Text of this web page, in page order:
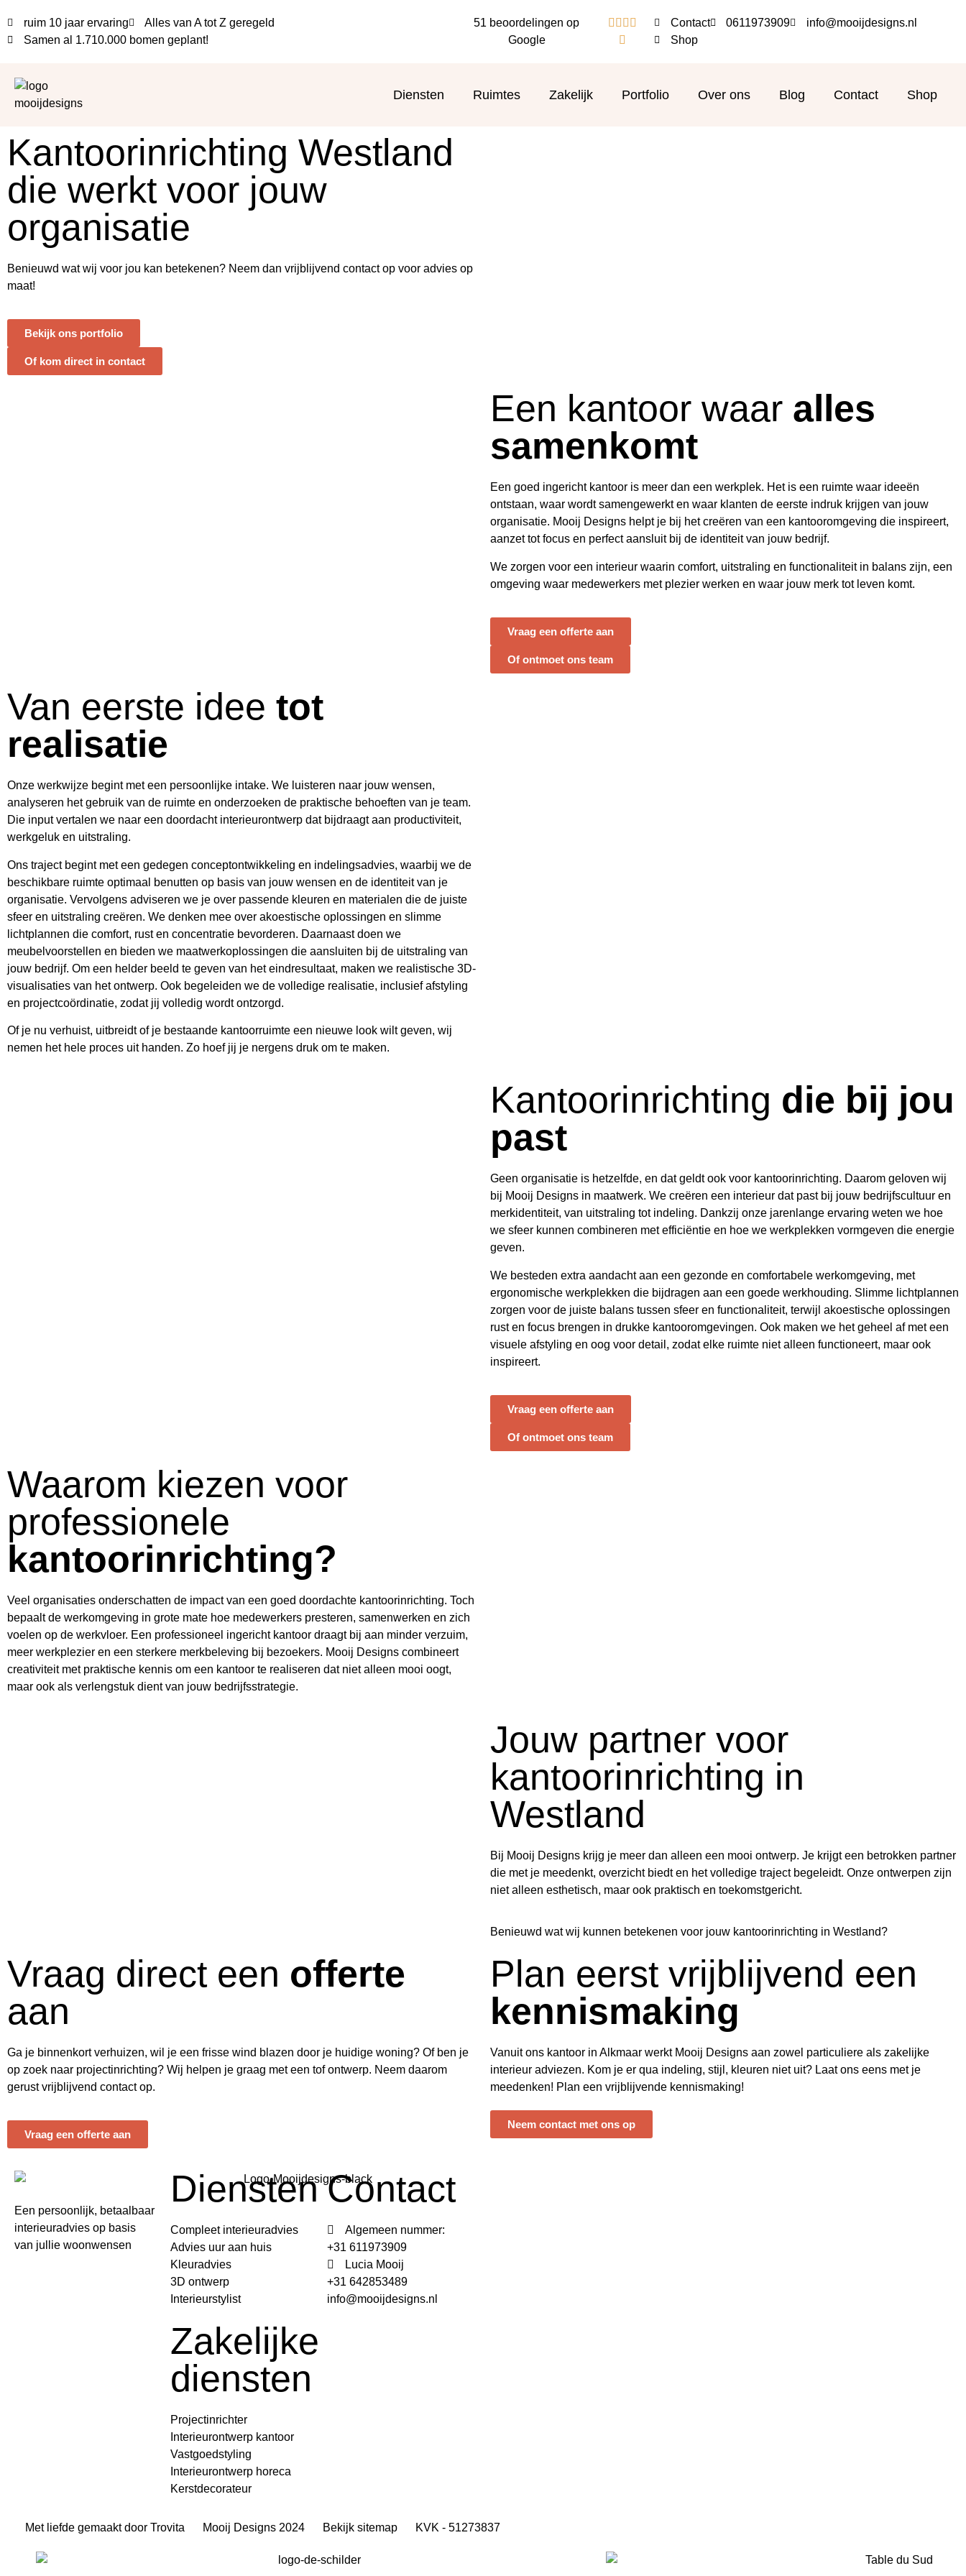
ruim 10 jaar ervaring
Alles van A tot Z geregeld
Samen al 1.710.000 bomen geplant!
51 beoordelingen op
Google
   

Contact 0611973909
info@mooijdesigns.nl
Shop
Diensten Ruimtes Zakelijk Portfolio Over ons Blog Contact Shop
Kantoorinrichting Westland
die werkt voor jouw
organisatie
Benieuwd wat wij voor jou kan betekenen? Neem dan vrijblijvend contact op voor advies op
maat!
Bekijk ons portfolio
Of kom direct in contact
Een kantoor waar alles
samenkomt
Een goed ingericht kantoor is meer dan een werkplek. Het is een ruimte waar ideeën
ontstaan, waar wordt samengewerkt en waar klanten de eerste indruk krijgen van jouw
organisatie. Mooij Designs helpt je bij het creëren van een kantooromgeving die inspireert,
aanzet tot focus en perfect aansluit bij de identiteit van jouw bedrijf.
We zorgen voor een interieur waarin comfort, uitstraling en functionaliteit in balans zijn, een
omgeving waar medewerkers met plezier werken en waar jouw merk tot leven komt.
Vraag een offerte aan
Of ontmoet ons team
Van eerste idee tot
realisatie
Onze werkwijze begint met een persoonlijke intake. We luisteren naar jouw wensen,
analyseren het gebruik van de ruimte en onderzoeken de praktische behoeften van je team.
Die input vertalen we naar een doordacht interieurontwerp dat bijdraagt aan productiviteit,
werkgeluk en uitstraling.
Ons traject begint met een gedegen conceptontwikkeling en indelingsadvies, waarbij we de
beschikbare ruimte optimaal benutten op basis van jouw wensen en de identiteit van je
organisatie. Vervolgens adviseren we je over passende kleuren en materialen die de juiste
sfeer en uitstraling creëren. We denken mee over akoestische oplossingen en slimme
lichtplannen die comfort, rust en concentratie bevorderen. Daarnaast doen we
meubelvoorstellen en bieden we maatwerkoplossingen die aansluiten bij de uitstraling van
jouw bedrijf. Om een helder beeld te geven van het eindresultaat, maken we realistische 3D-
visualisaties van het ontwerp. Ook begeleiden we de volledige realisatie, inclusief afstyling
en projectcoördinatie, zodat jij volledig wordt ontzorgd.
Of je nu verhuist, uitbreidt of je bestaande kantoorruimte een nieuwe look wilt geven, wij
nemen het hele proces uit handen. Zo hoef jij je nergens druk om te maken.
Kantoorinrichting die bij jou
past
Geen organisatie is hetzelfde, en dat geldt ook voor kantoorinrichting. Daarom geloven wij
bij Mooij Designs in maatwerk. We creëren een interieur dat past bij jouw bedrijfscultuur en
merkidentiteit, van uitstraling tot indeling. Dankzij onze jarenlange ervaring weten we hoe
we sfeer kunnen combineren met efficiëntie en hoe we werkplekken vormgeven die energie
geven.
We besteden extra aandacht aan een gezonde en comfortabele werkomgeving, met
ergonomische werkplekken die bijdragen aan een goede werkhouding. Slimme lichtplannen
zorgen voor de juiste balans tussen sfeer en functionaliteit, terwijl akoestische oplossingen
rust en focus brengen in drukke kantooromgevingen. Ook maken we het geheel af met een
visuele afstyling en oog voor detail, zodat elke ruimte niet alleen functioneert, maar ook
inspireert.
Vraag een offerte aan
Of ontmoet ons team
Waarom kiezen voor
professionele
kantoorinrichting?
Veel organisaties onderschatten de impact van een goed doordachte kantoorinrichting. Toch
bepaalt de werkomgeving in grote mate hoe medewerkers presteren, samenwerken en zich
voelen op de werkvloer. Een professioneel ingericht kantoor draagt bij aan minder verzuim,
meer werkplezier en een sterkere merkbeleving bij bezoekers. Mooij Designs combineert
creativiteit met praktische kennis om een kantoor te realiseren dat niet alleen mooi oogt,
maar ook als verlengstuk dient van jouw bedrijfsstrategie.
Jouw partner voor
kantoorinrichting in
Westland
Bij Mooij Designs krijg je meer dan alleen een mooi ontwerp. Je krijgt een betrokken partner
die met je meedenkt, overzicht biedt en het volledige traject begeleidt. Onze ontwerpen zijn
niet alleen esthetisch, maar ook praktisch en toekomstgericht.
Benieuwd wat wij kunnen betekenen voor jouw kantoorinrichting in Westland?
Vraag direct een offerte
aan
Ga je binnenkort verhuizen, wil je een frisse wind blazen door je huidige woning? Of ben je
op zoek naar projectinrichting? Wij helpen je graag met een tof ontwerp. Neem daarom
gerust vrijblijvend contact op.
Vraag een offerte aan
Plan eerst vrijblijvend een
kennismaking
Vanuit ons kantoor in Alkmaar werkt Mooij Designs aan zowel particuliere als zakelijke
interieur adviezen. Kom je er qua indeling, stijl, kleuren niet uit? Laat ons eens met je
meedenken! Plan een vrijblijvende kennismaking!
Neem contact met ons op
Een persoonlijk, betaalbaar
interieuradvies op basis
van jullie woonwensen
Diensten
Compleet interieuradvies
Advies uur aan huis
Kleuradvies
3D ontwerp
Interieurstylist
Zakelijke
diensten
Projectinrichter
Interieurontwerp kantoor
Vastgoedstyling
Interieurontwerp horeca
Kerstdecorateur
Contact
Algemeen nummer:
+31 611973909
Lucia Mooij
+31 642853489
info@mooijdesigns.nl
Met liefde gemaakt door Trovita Mooij Designs 2024 Bekijk sitemap KVK - 51273837